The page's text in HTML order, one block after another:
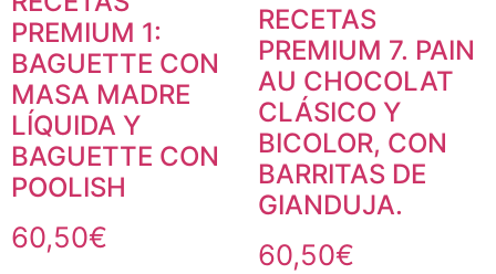
PREMIUM 1:
BAGUETTE CON
MASA MADRE
LÍQUIDA Y
BAGUETTE CON
POOLISH
60,50€
RECETAS
PREMIUM 7. PAIN
AU CHOCOLAT
CLÁSICO Y
BICOLOR, CON
BARRITAS DE
GIANDUJA.
60,50€